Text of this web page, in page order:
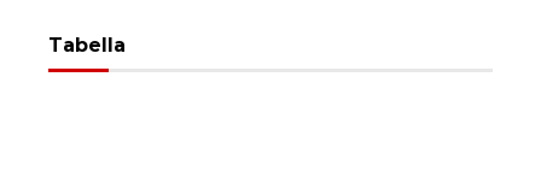
Tabella